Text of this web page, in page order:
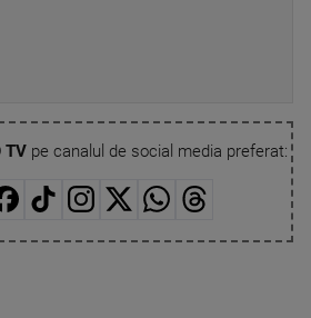
TVpe canalul de social media preferat: